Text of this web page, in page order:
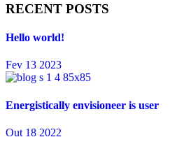
RECENT POSTS
Hello world!
Fev 13 2023
Energistically envisioneer is user
Out 18 2022